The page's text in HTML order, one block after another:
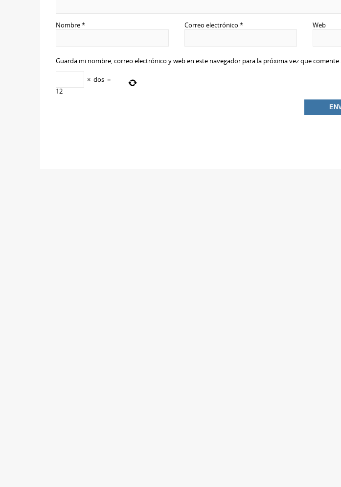
Nombre* Correo electrónico * Web
Guarda mi nombre, correo electrónico y web en este navegador para la próxima vez que comente.
× dos =
12